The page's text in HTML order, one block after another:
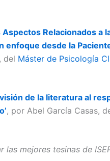
Relacionados a
enfoque desde la
del Máster de Psicología
de la literatura al
, por Abel García Casas,
mejores tesinas de